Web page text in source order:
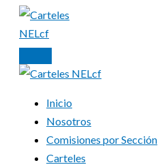
contenido
Inicio
Nosotros
Comisiones por Sección
Carteles